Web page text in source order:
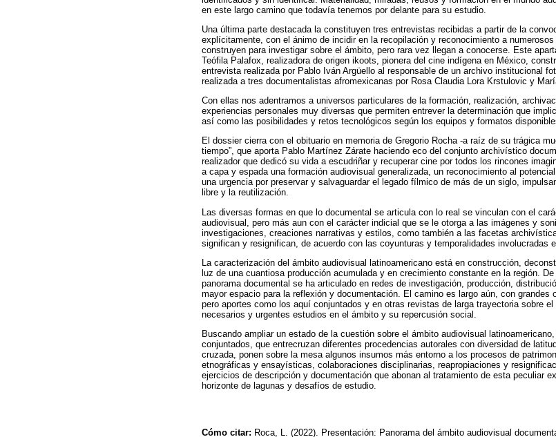
en este largo camino que todavía tenemos por delante para su estudio.
Una última parte destacada la constituyen tres entrevistas recibidas a partir de la
explícitamente, con el ánimo de incidir en la recopilación y reconocimiento a
construyen para investigar sobre el ámbito, pero rara vez llegan a conocerse. Este
Teófila Palafox, realizadora de origen ikoots, pionera del cine indígena en México,
entrevista realizada por Pablo Iván Argüello al responsable de un archivo institucional
realizada a tres documentalistas afromexicanas por Rosa Claudia Lora Krstulovic y
Con ellas nos adentramos a universos particulares de la formación, realización,
experiencias personales muy diversas que permiten entrever la determinación que
así como las posibilidades y retos tecnológicos según los equipos y formatos
El dossier cierra con el obituario en memoria de Gregorio Rocha -a raíz de su trágica
tiempo”, que aporta Pablo Martínez Zárate haciendo eco del conjunto archivístico
realizador que dedicó su vida a escudriñar y recuperar cine por todos los rincones
a capa y espada una formación audiovisual generalizada, un reconocimiento al
una urgencia por preservar y salvaguardar el legado fílmico de más de un siglo,
libre y la reutilización.
Las diversas formas en que lo documental se articula con lo real se vinculan con el
audiovisual, pero más aun con el carácter indicial que se le otorga a las imágenes y
investigaciones, creaciones narrativas y estilos, como también a las facetas
significan y resignifican, de acuerdo con las coyunturas y temporalidades involucradas
La caracterización del ámbito audiovisual latinoamericano está en construcción,
luz de una cuantiosa producción acumulada y en crecimiento constante en la región.
panorama documental se ha articulado en redes de investigación, producción,
mayor espacio para la reflexión y documentación. El camino es largo aún, con grandes
pero aportes como los aquí conjuntados y en otras revistas de larga trayectoria sobre
necesarios y urgentes estudios en el ámbito y su repercusión social.
Buscando ampliar un estado de la cuestión sobre el ámbito audiovisual
conjuntados, que entrecruzan diferentes procedencias autorales con diversidad de
cruzada, ponen sobre la mesa algunos insumos más entorno a los procesos de
etnográficas y ensayísticas, colaboraciones disciplinarias, reapropiaciones y
ejercicios de descripción y documentación que abonan al tratamiento de esta peculiar
horizonte de lagunas y desafíos de estudio.
Cómo citar: Roca, L. (2022). Presentación: Panorama del ámbito audiovisual